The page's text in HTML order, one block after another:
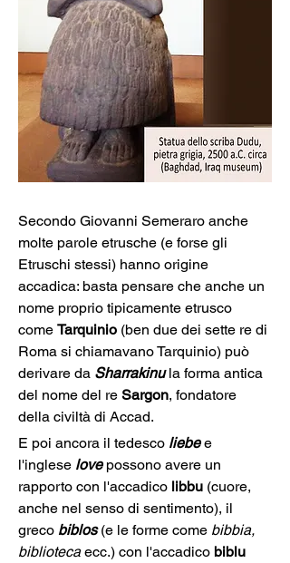
Secondo Giovanni Semeraro anche
molte parole etrusche (e forse gli
Etruschi stessi) hanno origine
accadica: basta pensare che anche un
nome proprio tipicamente etrusco
come Tarquinio (ben due dei sette re di
Roma si chiamavano Tarquinio) può
derivare da Sharrakinu la forma antica
del nome del re Sargon, fondatore
della civiltà di Accad.
E poi ancora il tedesco liebe e
l'inglese love possono avere un
rapporto con l'accadico libbu (cuore,
anche nel senso di sentimento), il
greco biblos (e le forme come bibbia,
biblioteca ecc.) con l'accadico biblu